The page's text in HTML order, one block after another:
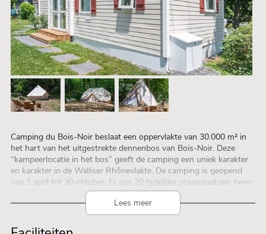
Camping du Bois-Noir beslaat een oppervlakte van 30.000 m² in
het hart van het uitgestrekte dennenbos van Bois-Noir. Deze
“kampeerlocatie in het bos” geeft de camping een uniek karakter
en karakter in de Walliser Rhônevlakte. De camping is geopend
van 1 april tot 30 oktober. Er zijn 20 tijdelijke staanplaatsen, twee
stacaravans voor weekverhuur en een glampingterrein met zes
safaritenten. De camping beschikt over een zwembad (geopend
van 15 juni tot 15 september) en buitenspeeltuinen.
Lees meer